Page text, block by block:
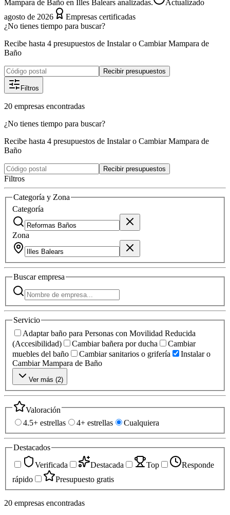
Mampara de Baño en Illes Balears analizadas.
Actualizado
agosto de 2026
Empresas certificadas
¿No tienes tiempo para buscar?
Recibe hasta 4 presupuestos de Instalar o Cambiar Mampara de
Baño
Recibir presupuestos
Filtros
20 empresas encontradas
¿No tienes tiempo para buscar?
Recibe hasta 4 presupuestos de Instalar o Cambiar Mampara de
Baño
Recibir presupuestos
Filtros
Categoría y Zona
Categoría
Zona
Buscarempresa
Servicio
Adaptar baño para Personas con Movilidad Reducida
(Accesibilidad)
Cambiar bañera por ducha
Cambiar
muebles del baño
Cambiar sanitarios o grifería
Instalar o
Cambiar Mampara de Baño
Ver más (2)
Valoración
4.5+ estrellas
4+ estrellas Cualquiera
Destacados
Verificada
Destacada Top
Responde
rápido
Presupuesto gratis
20 empresas encontradas